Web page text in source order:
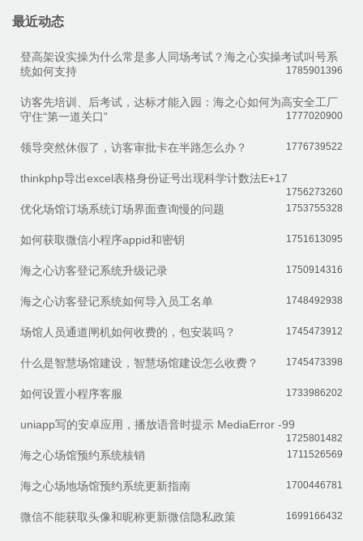
最近动态
登高架设实操为什么常是多人同场考试？海之心实操考试叫号系
统如何支持
1785901396
访客先培训、后考试，达标才能入园：海之心如何为高安全工厂
守住“第一道关口”
1777020900
领导突然休假了，访客审批卡在半路怎么办？ 1776739522
thinkphp导出excel表格身份证号出现科学计数法E+17
1756273260
优化场馆订场系统订场界面查询慢的问题 1753755328
如何获取微信小程序appid和密钥 1751613095
海之心访客登记系统升级记录 1750914316
海之心访客登记系统如何导入员工名单 1748492938
场馆人员通道闸机如何收费的，包安装吗？ 1745473912
什么是智慧场馆建设，智慧场馆建设怎么收费？ 1745473398
如何设置小程序客服 1733986202
uniapp写的安卓应用，播放语音时提示 MediaError -99
1725801482
海之心场馆预约系统核销 1711526569
海之心场地场馆预约系统更新指南 1700446781
微信不能获取头像和昵称更新微信隐私政策 1699166432